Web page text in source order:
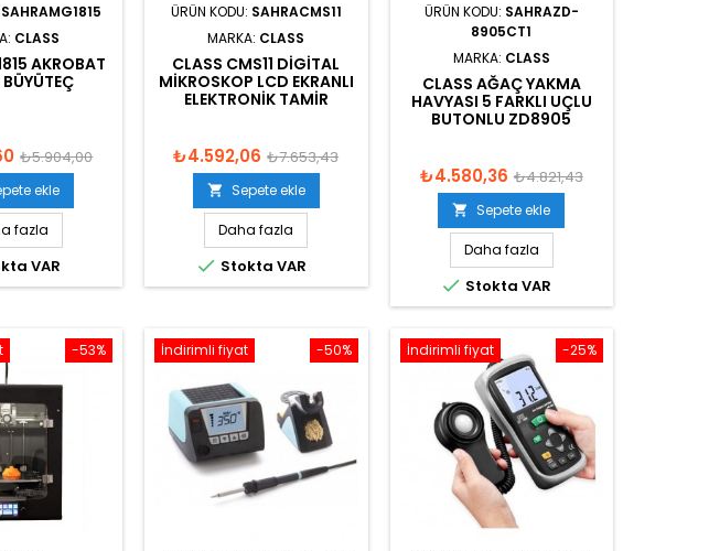
SAHRAMG1815
CLASS
AKROBAT
₺5.904,00
ekle
fazla
VAR
ÜRÜN KODU: SAHRACMS11
MARKA: CLASS
CLASS CMS11 DIGITAL
MIKROSKOP LCD EKRANLI
ELEKTRONIK TAMIR
₺4.592,06 ₺7.653,43
 Sepete ekle
Daha fazla
 Stokta VAR
ÜRÜN KODU: SAHRAZD-
8905CT1
MARKA: CLASS
CLASS AĞAÇ YAKMA
HAVYASI 5 FARKLI UÇLU
BUTONLU ZD8905
₺4.580,36 ₺4.821,43
 Sepete ekle
Daha fazla
 Stokta VAR
-53% -50%
İndirimli fiyat -25%
İndirimli fiyat